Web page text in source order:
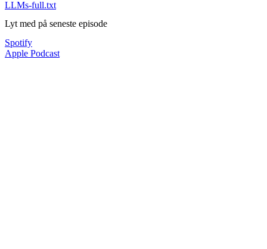
LLMs-full.txt
Lyt med på seneste episode
Spotify
Apple Podcast